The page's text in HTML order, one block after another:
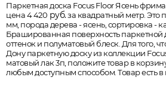
Паркетная доска Focus Floor Ясень
цена 4 420 руб.за квадратный метр. Это
мм, порода дерева - ясень, сортировка -
Брашированная поверхность паркетной
оттенок и полуматовый блеск. Для того,
Дону паркетную доску из коллекции
матовый лак 3п, положите товар в
любым доступным способом. Товар есть в